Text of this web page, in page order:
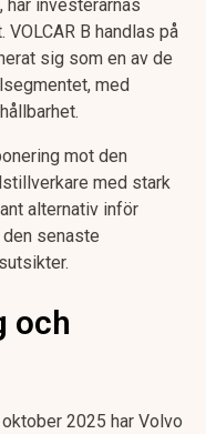
har investerarnas
B handlas på
sig som en av de
med
mot den
med stark
alternativ inför
senaste
och
2025 har Volvo